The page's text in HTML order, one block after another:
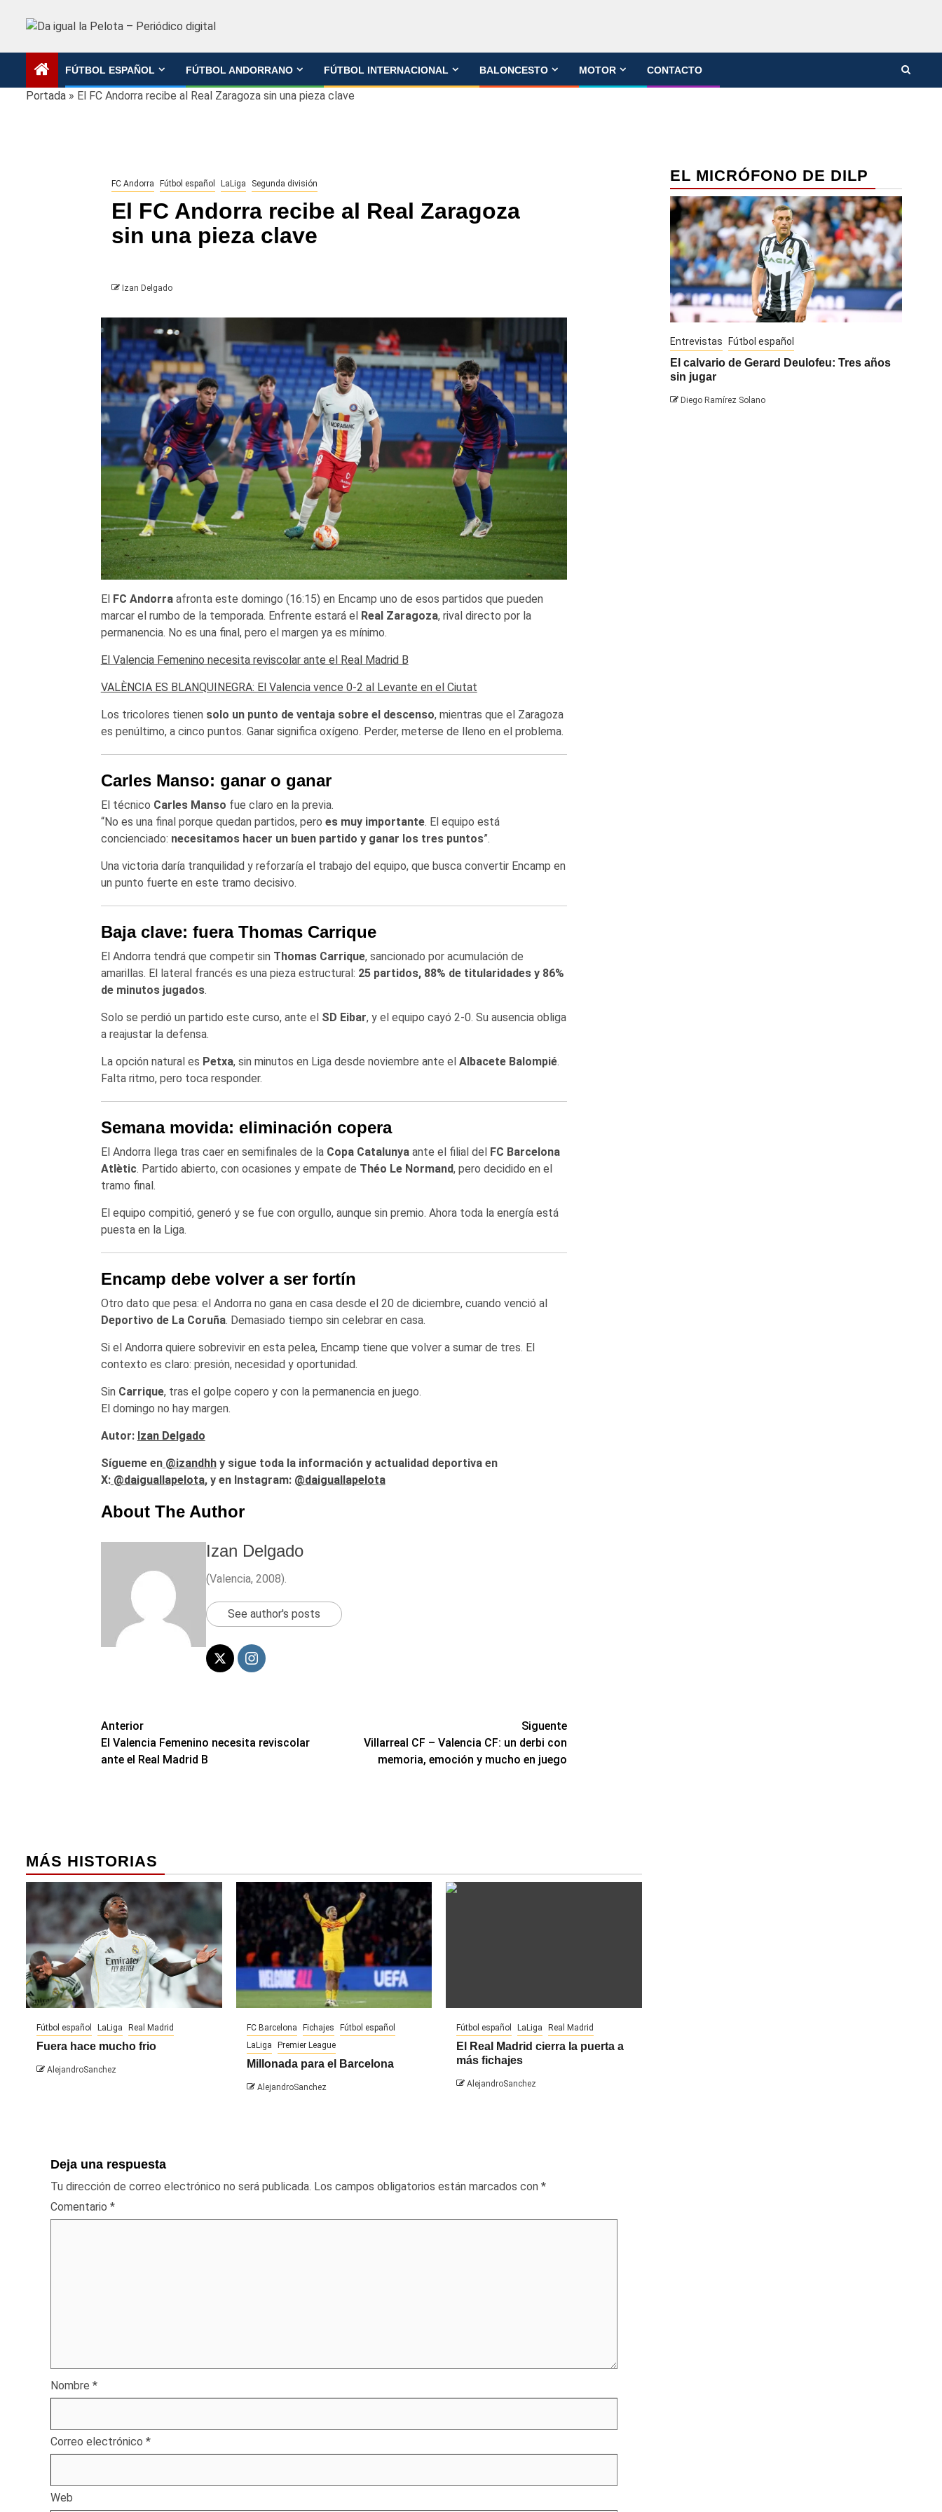
FÚTBOL ESPAÑOL FÚTBOL ANDORRANO FÚTBOL INTERNACIONAL BALONCESTO MOTOR CONTACTO
Portada » El FC Andorra recibe al Real Zaragoza sin una pieza clave
FC Andorra Fútbol español LaLiga Segunda división
El FC Andorra recibe al Real Zaragoza
sin una pieza clave
Izan Delgado
El FC Andorraafronta este domingo (16:15) en Encamp uno de esos partidos que pueden
marcar el rumbo de la temporada. Enfrente estará el
Real Zaragoza, rival directo por la
permanencia. No es una final, pero el margen ya es mínimo.
El Valencia Femenino necesita reviscolar ante el Real Madrid B
VALÈNCIA ES BLANQUINEGRA: El Valencia vence 0-2 al Levante en el Ciutat
Los tricolores tienen solo un punto de ventaja sobre el descenso, mientras que el Zaragoza
es penúltimo, a cinco puntos. Ganar significa oxígeno. Perder, meterse de lleno en el problema.
Carles Manso: ganar o ganar
El técnico Carles Manso fue claro en la previa.
“No es una final porque quedan partidos, pero es muy importante. El equipo está
concienciado: necesitamos hacer un buen partido y ganar los tres puntos”.
Una victoria daría tranquilidad y reforzaría el trabajo del equipo, que busca convertir Encamp en
un punto fuerte en este tramo decisivo.
Baja clave: fuera Thomas Carrique
El Andorra tendrá que competir sin Thomas Carrique, sancionado por acumulación de
amarillas. El lateral francés es una pieza estructural: 25 partidos, 88% de titularidades y 86%
de minutos jugados.
Solo se perdió un partido este curso, ante el SD Eibar, y el equipo cayó 2-0. Su ausencia obliga
a reajustar la defensa.
La opción natural es Petxa, sin minutos en Liga desde noviembre ante el Albacete Balompié.
Falta ritmo, pero toca responder.
Semana movida: eliminación copera
El Andorra llega tras caer en semifinales de la Copa Catalunyaante el filial del
FC Barcelona
Atlètic. Partido abierto, con ocasiones y empate de Théo Le Normand, pero decidido en el
tramo final.
El equipo compitió, generó y se fue con orgullo, aunque sin premio. Ahora toda la energía está
puesta en la Liga.
Encamp debe volver a ser fortín
Otro dato que pesa: el Andorra no gana en casa desde el 20 de diciembre, cuando venció al
Deportivo de La Coruña. Demasiado tiempo sin celebrar en casa.
Si el Andorra quiere sobrevivir en esta pelea, Encamp tiene que volver a sumar de tres. El
contexto es claro: presión, necesidad y oportunidad.
Sin Carrique, tras el golpe copero y con la permanencia en juego.
El domingo no hay margen.
Autor: Izan Delgado
Sígueme en@izandhhy sigue toda la información y actualidad deportiva en
X:@daiguallapelota, y en Instagram: @daiguallapelota
About The Author
Izan Delgado
(Valencia, 2008).
See author's posts
Navegación
de
Anterior
El Valencia Femenino necesita reviscolar
ante el Real Madrid B
Siguente
Villarreal CF – Valencia CF: un derbi con
memoria, emoción y mucho en juego
MÁS HISTORIAS
Fútbol español LaLiga Real Madrid
Fuera hace mucho frio
AlejandroSanchez
FC Barcelona Fichajes
Fútbol español
LaLiga
Premier League
Millonada para el Barcelona
AlejandroSanchez
Fútbol español LaLiga Real Madrid
El Real Madrid cierra la puerta a
más fichajes
AlejandroSanchez
Deja una respuesta
Tu dirección de correo electrónico no será publicada. Los campos obligatorios están marcados con *
Comentario *
Nombre *
Correo electrónico *
Web
EL MICRÓFONO DE DILP
Entrevistas Fútbol español
El calvario de Gerard Deulofeu: Tres años
sin jugar
Diego Ramírez Solano